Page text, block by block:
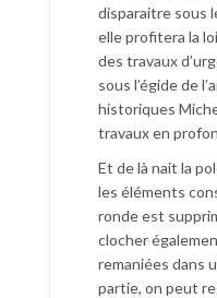
disparaitre sous
elle profitera la
des travaux
sous l’égide de
historiques
travaux en
Et de là nait la
les éléments
ronde est
clocher
remaniées dans
partie, on peut